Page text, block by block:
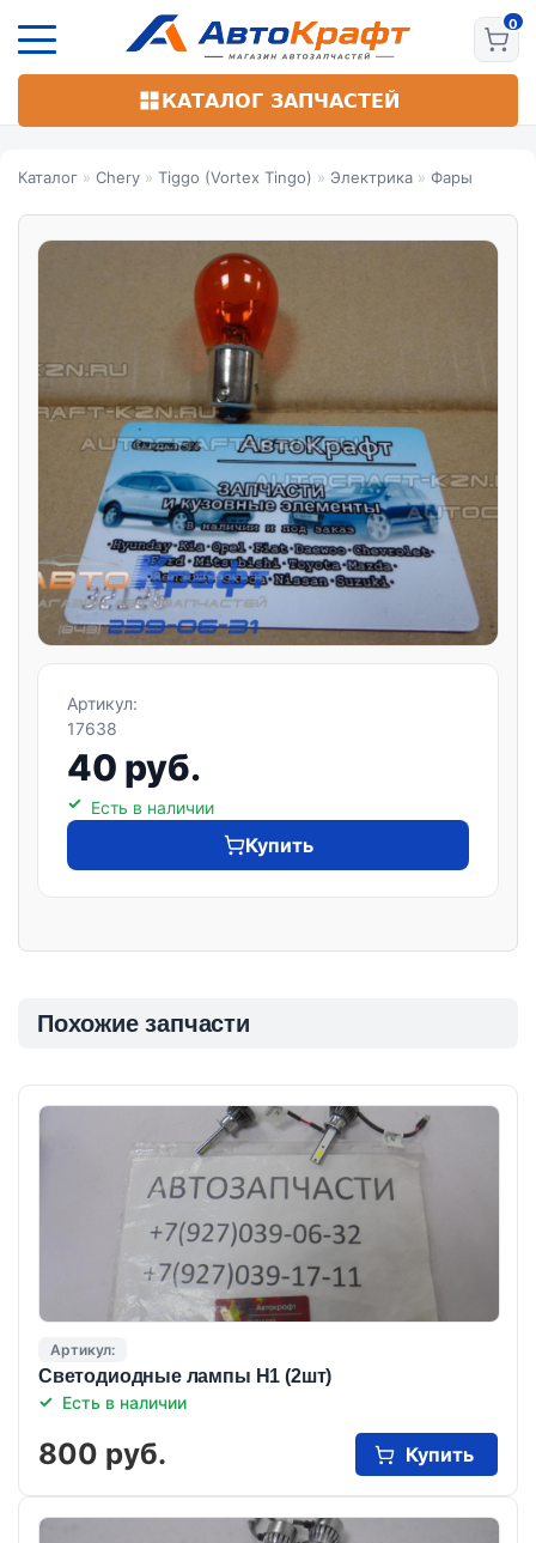
основному
КАТАЛОГ ЗАПЧАСТЕЙ
Каталог » Chery » Tiggo (Vortex Tingo) » Электрика » Фары
Артикул:
17638
40 руб.
Есть в наличии
Купить
Похожие запчасти
Артикул:
Светодиодные лампы Н1 (2шт)
Есть в наличии
800 руб. Купить